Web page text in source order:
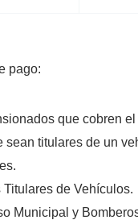
pago:
que cobren
sean titulares de un
de Vehículos.
Municipal y